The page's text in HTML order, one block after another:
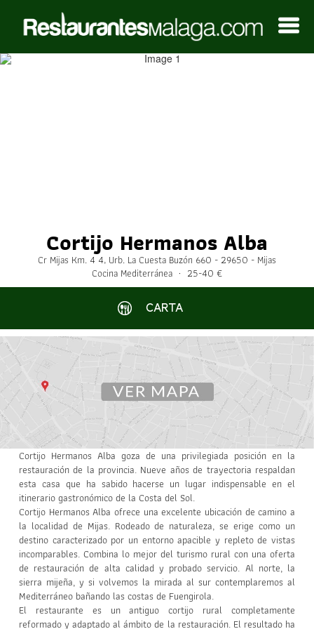
Cortijo Hermanos Alba
Cr Mijas Km. 4 4, Urb. La Cuesta Buzón 660 - 29650 - Mijas
Cocina Mediterránea · 25-40 €
CARTA
Cortijo Hermanos Alba goza de una privilegiada posición en la
restauración de la provincia. Nueve años de trayectoria respaldan
esta casa que ha sabido hacerse un lugar indispensable en el
itinerario gastronómico de la Costa del Sol.
Cortijo Hermanos Alba ofrece una excelente ubicación de camino a
la localidad de Mijas. Rodeado de naturaleza, se erige como un
destino caracterizado por un entorno apacible y repleto de vistas
incomparables. Combina lo mejor del turismo rural con una oferta
de restauración de alta calidad y probado servicio. Al norte, la
sierra mijeña, y si volvemos la mirada al sur contemplaremos al
Mediterráneo bañando las costas de Fuengirola.
El restaurante es un antiguo cortijo rural completamente
reformado y adaptado al ámbito de la restauración. El resultado ha